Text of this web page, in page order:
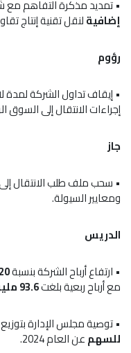
• تمديد مذكرة التفاهم مع
إضافيةلنقل تقنية إنتاج
رؤوم
• إيقاف تداول الشركة لمدة
إجراءات الانتقال إلى السوق
جاز
• سحب ملف طلب الانتقال
ومعايير السيولة.
الدريس
• ارتفاع أرباح الشركة بنسبة20%
مع أرباح ربعية بلغت93.6 مليون ريال (+29%)
• توصية مجلس الإدارة
للسهمعن العام 2024.